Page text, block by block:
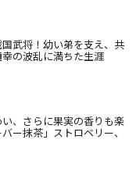
武将！幼い弟を支え、共
の波乱に満ちた生涯
、さらに果実の香りも楽
ー抹茶」ストロベリー、